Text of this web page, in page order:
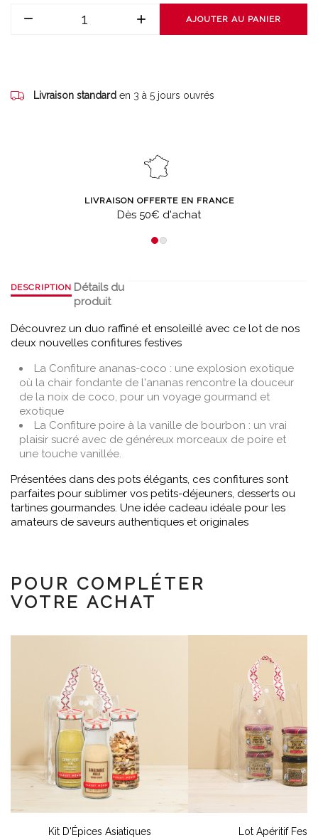
AJOUTER AU PANIER
Livraison standard en 3 à 5 jours ouvrés
LIVRAISON OFFERTE EN FRANCE
Dès 50€ d'achat
DESCRIPTION Détails du
produit
Découvrez un duo raffiné et ensoleillé avec ce lot de nos
deux nouvelles confitures festives
La Confiture ananas-coco : une explosion exotique
où la chair fondante de l'ananas rencontre la douceur
de la noix de coco, pour un voyage gourmand et
exotique
La Confiture poire à la vanille de bourbon : un vrai
plaisir sucré avec de généreux morceaux de poire et
une touche vanillée.
Présentées dans des pots élégants, ces confitures sont
parfaites pour sublimer vos petits-déjeuners, desserts ou
tartines gourmandes. Une idée cadeau idéale pour les
amateurs de saveurs authentiques et originales
POUR COMPLÉTER
VOTRE ACHAT
Kit D'Épices Asiatiques Lot Apéritif Festif